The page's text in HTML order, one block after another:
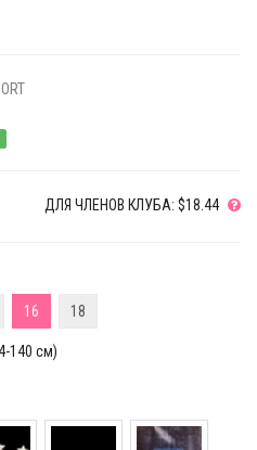
ДЛЯ ЧЛЕНОВ КЛУБА: $18.44
16 18
140 см)